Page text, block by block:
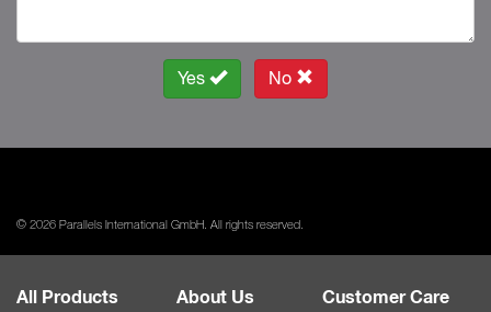
Yes No
© 2026 Parallels International GmbH. All rights reserved.
All Products About Us Customer Care